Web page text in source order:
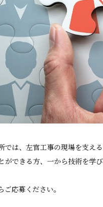
では、左官工事の現場を支え
ができる方、一から技術を学
ご応募ください。